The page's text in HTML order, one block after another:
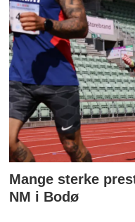
Mange sterke
NM i Bodø